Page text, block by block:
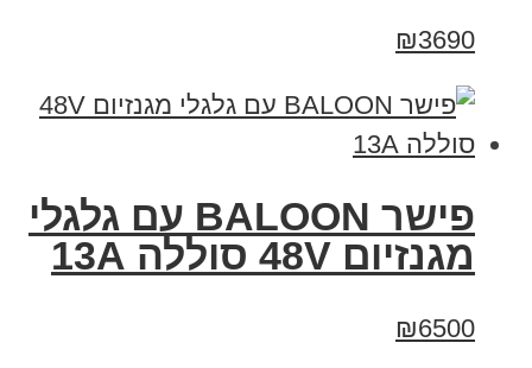
₪3690
פישר BALOON עם גלגלי
מגנזיום 48V סוללה 13A
₪6500